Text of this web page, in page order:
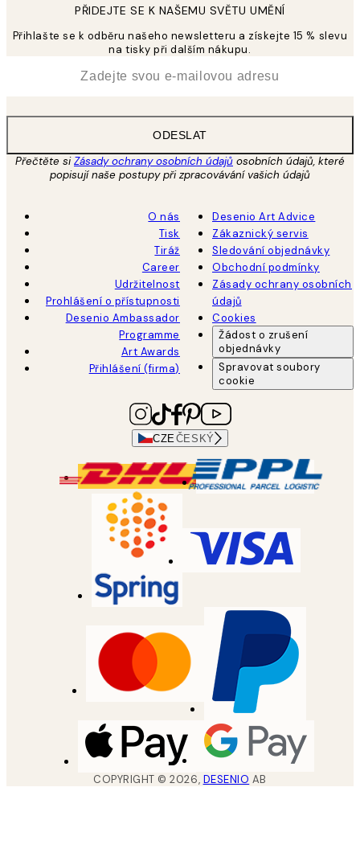
PŘIDEJTE SE K NAŠEMU SVĚTU UMĚNÍ
Přihlašte se k odběru našeho newsletteru a získejte 15 % slevu
na tisky při dalším nákupu.
ODESLAT
Přečtěte siZásady ochrany osobních údajů osobních údajů, které
popisují naše postupy při zpracovávání vašich údajů
O nás
Tisk
Tiráž
Career
Udržitelnost
Prohlášení o přístupnosti
Desenio Ambassador
Programme
Art Awards
Přihlášení (firma)
Desenio Art Advice
Zákaznický servis
Sledování objednávky
Obchodní podmínky
Zásady ochrany osobních
údajů
Cookies
Žádost o zrušení
objednávky
Spravovat soubory
cookie
CZE ČESKÝ
COPYRIGHT ©2026, DESENIO AB